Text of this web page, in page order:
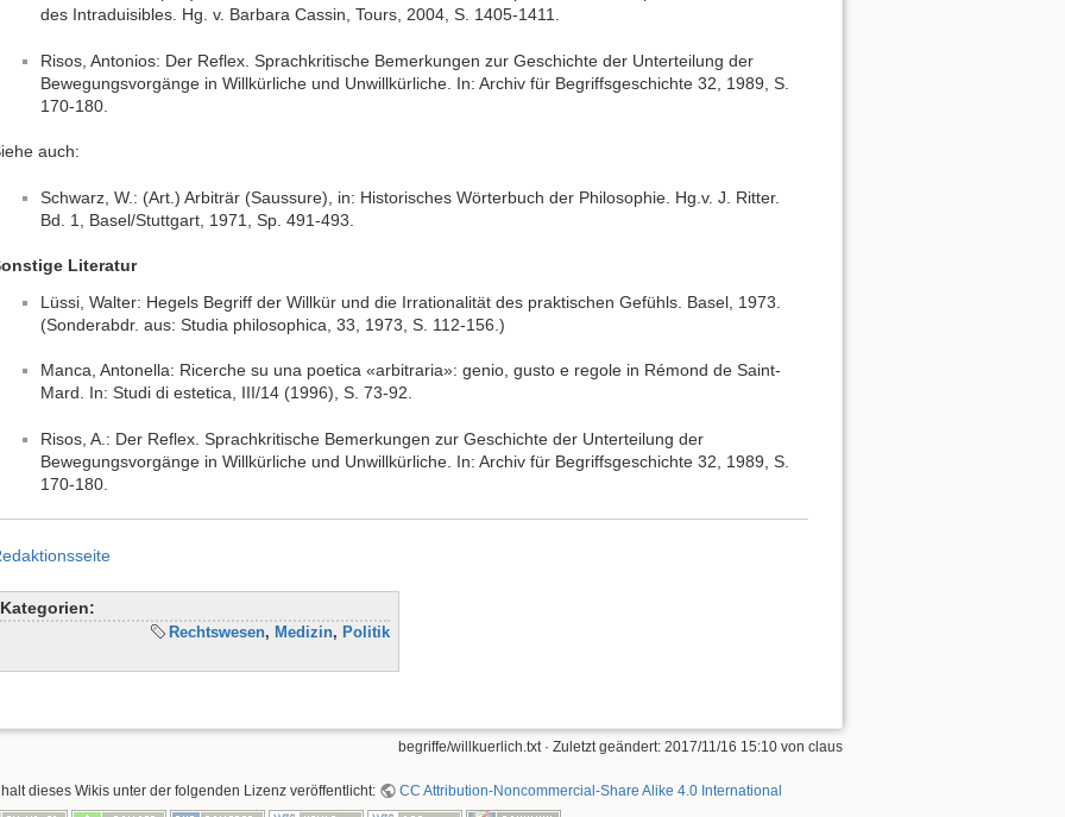
des Intraduisibles. Hg. v. Barbara Cassin, Tours, 2004, S. 1405-1411.
Risos, Antonios: Der Reflex. Sprachkritische Bemerkungen zur Geschichte der Unterteilung der
Bewegungsvorgänge in Willkürliche und Unwillkürliche. In: Archiv für Begriffsgeschichte 32, 1989, S.
170-180.
auch:
Schwarz, W.: (Art.) Arbiträr (Saussure), in: Historisches Wörterbuch der Philosophie. Hg.v. J. Ritter.
Bd. 1, Basel/Stuttgart, 1971, Sp. 491-493.
Literatur
Lüssi, Walter: Hegels Begriff der Willkür und die Irrationalität des praktischen Gefühls. Basel, 1973.
(Sonderabdr. aus: Studia philosophica, 33, 1973, S. 112-156.)
Manca, Antonella: Ricerche su una poetica «arbitraria»: genio, gusto e regole in Rémond de Saint-
Mard. In: Studi di estetica, III/14 (1996), S. 73-92.
Risos, A.: Der Reflex. Sprachkritische Bemerkungen zur Geschichte der Unterteilung der
Bewegungsvorgänge in Willkürliche und Unwillkürliche. In: Archiv für Begriffsgeschichte 32, 1989, S.
170-180.
Kategorien:
Rechtswesen, Medizin, Politik
begriffe/willkuerlich.txt· Zuletzt geändert: 2017/11/16 15:10 von claus
dieses Wikis unter der folgenden Lizenz veröffentlicht: CC Attribution-Noncommercial-Share Alike 4.0 International